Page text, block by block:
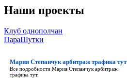
Наши проекты
Клуб однополчан
ПараШутки
Мария Степанчук арбитраж трафика тут
Все подробности Мария Степанчук арбитраж
трафика тут.